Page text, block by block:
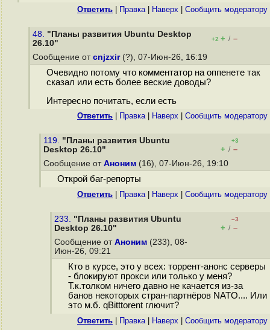
Ответить Правка| Наверх Cообщить модератору
48. "Планы развития Ubuntu Desktop
26.10"
+2 + / –
Сообщение от cnjzxir(?), 07-Июн-26, 16:19
Очевидно потому что комментатор на оппенете так
сказал или есть более веские доводы?
Интересно почитать, если есть
Ответить Правка| Наверх Cообщить модератору
119. "Планы развития Ubuntu
Desktop 26.10"
+3
+ / –
Сообщение от Аноним (16), 07-Июн-26, 19:10
Открой баг-репорты
Ответить Правка| Наверх Cообщить модератору
233. "Планы развития Ubuntu
Desktop 26.10"
–3
+ / –
Сообщение от Аноним (233), 08-
Июн-26, 09:21
Кто в курсе, это у всех: торрент-анонс серверы
- блокируют прокси или только у меня?
Т.к.толком ничего давно не качается из-за
банов некоторых стран-партнёров NATO.... Или
это м.б. qBitttorent глючит?
Ответить Правка| Наверх Cообщить модератору